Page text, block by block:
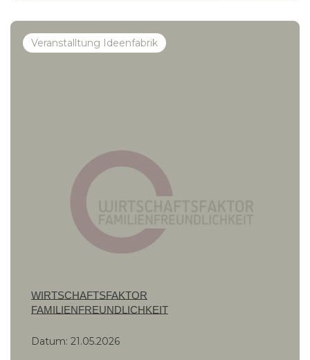
Veranstalltung Ideenfabrik
WIRTSCHAFTSFAKTOR
FAMILIENFREUNDLICHKEIT
Datum: 21.05.2026